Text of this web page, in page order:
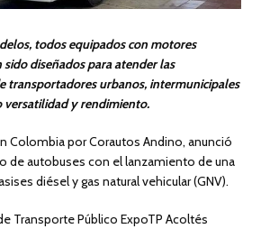
todos equipados con motores
sido diseñados para atender las
transportadores urbanos, intermunicipales
versatilidad y rendimiento.
Colombia por Corautos Andino, anunció
de autobuses con el lanzamiento de una
diésel y gas natural vehicular (GNV).
Transporte Público ExpoTP Acoltés